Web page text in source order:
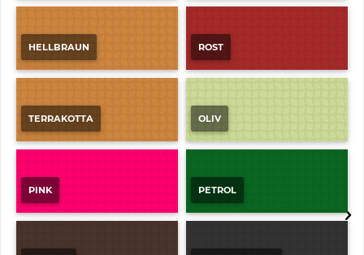
HELLBRAUN ROST
TERRAKOTTA OLIV
PINK PETROL